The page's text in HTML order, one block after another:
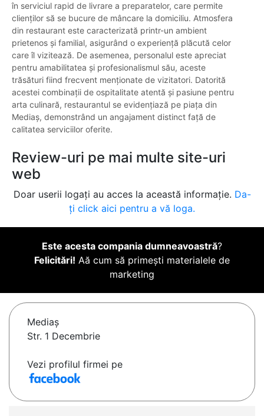
în serviciul rapid de livrare a preparatelor, care permite
clienților să se bucure de mâncare la domiciliu. Atmosfera
din restaurant este caracterizată printr-un ambient
prietenos și familial, asigurând o experiență plăcută celor
care îl vizitează. De asemenea, personalul este apreciat
pentru amabilitatea și profesionalismul său, aceste
trăsături fiind frecvent menționate de vizitatori. Datorită
acestei combinații de ospitalitate atentă și pasiune pentru
arta culinară, restaurantul se evidențiază pe piața din
Mediaș, demonstrând un angajament distinct față de
calitatea serviciilor oferite.
Review-uri pe mai multe site-uri
web
Doar userii logați au acces la această informație. Da-
ți click aici pentru a vă loga.
Este acesta compania dumneavoastră?
Felicitări! Aă cum să primești materialele de
marketing
Mediaş
Str. 1 Decembrie
Vezi profilul firmei pe